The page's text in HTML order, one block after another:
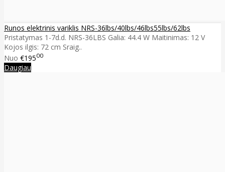
Runos elektrinis variklis NRS-36lbs/40lbs/46lbs55lbs/62lbs
Pristatymas 1-7d.d. NRS-36LBS Galia: 44.4 W Maitinimas: 12 V
Kojos ilgis: 72 cm Sraig..
Nuo €19500
Daugiau